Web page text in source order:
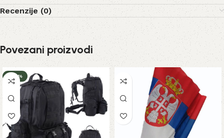
Recenzije (0)
Povezani proizvodi
-22%